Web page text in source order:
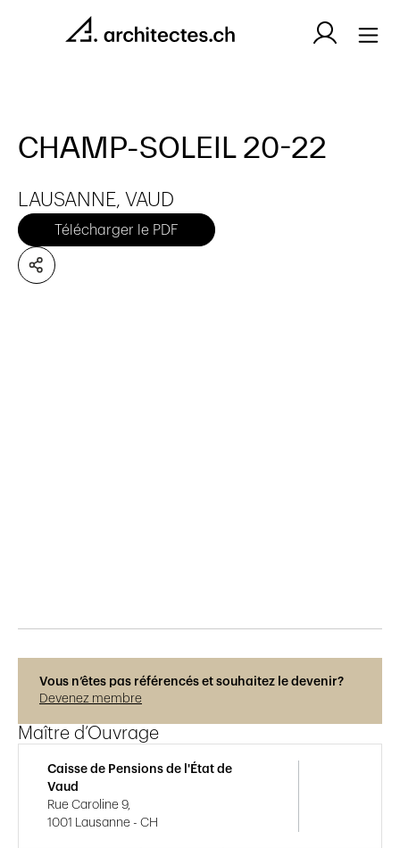
CHAMP-SOLEIL 20-22
LAUSANNE, VAUD
Télécharger le PDF
Vous n’êtes pas référencés et souhaitez le devenir?
Devenez membre
Maître d’Ouvrage
Caisse de Pensions de l'État de
Vaud
Rue Caroline 9,
1001 Lausanne - CH